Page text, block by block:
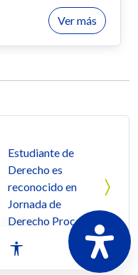
Ver más
Estudiante de
Derecho es
reconocido en
Jornada de
Derecho Procesal